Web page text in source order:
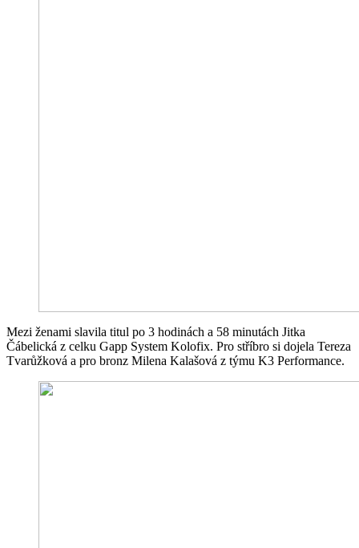
Mezi ženami slavila titul po 3 hodinách a 58 minutách Jitka
Čábelická z celku Gapp System Kolofix. Pro stříbro si dojela Tereza
Tvarůžková a pro bronz Milena Kalašová z týmu K3 Performance.